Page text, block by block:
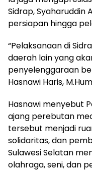
Sidrap, Syaharuddin
persiapan hingga
“Pelaksanaan di
daerah lain yang
penyelenggaraan
Hasnawi Haris,
Hasnawi menyebut
ajang perebutan
tersebut menjadi
solidaritas, dan
Sulawesi Selatan
olahraga, seni, dan